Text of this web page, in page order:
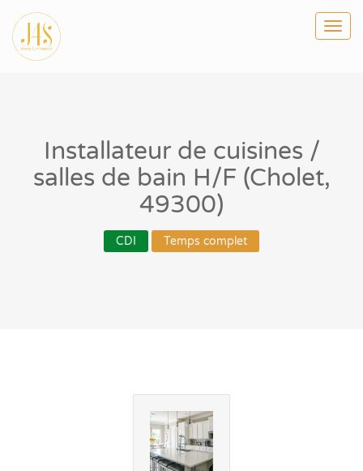
Installateur de cuisines /
salles de bain H/F (Cholet,
49300)
CDI Temps complet